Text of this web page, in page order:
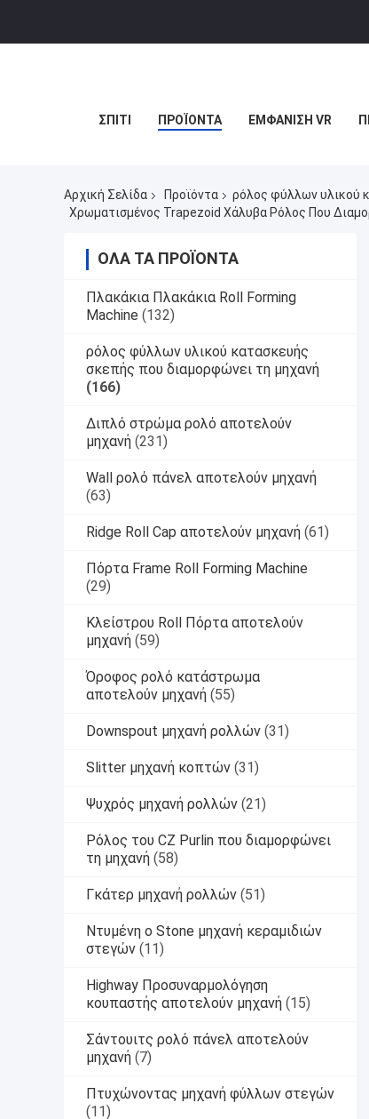
ΣΠΊΤΙ ΠΡΟΪΌΝΤΑ ΕΜΦΆΝΙΣΗ VR
Αρχική Σελίδα Προϊόντα
ρόλος φύλλων υλικού
Χρωματισμένος Trapezoid Χάλυβα Ρόλος Που
ΌΛΑ ΤΑ ΠΡΟΪΌΝΤΑ
Πλακάκια Πλακάκια Roll Forming
Machine (132)
ρόλος φύλλων υλικού κατασκευής
σκεπής που διαμορφώνει τη μηχανή
(166)
Διπλό στρώμα ρολό αποτελούν
μηχανή (231)
Wall ρολό πάνελ αποτελούν μηχανή
(63)
Ridge Roll Cap αποτελούν μηχανή (61)
Πόρτα Frame Roll Forming Machine
(29)
Κλείστρου Roll Πόρτα αποτελούν
μηχανή (59)
Όροφος ρολό κατάστρωμα
αποτελούν μηχανή (55)
Downspout μηχανή ρολλών (31)
Slitter μηχανή κοπτών (31)
Ψυχρός μηχανή ρολλών (21)
Ρόλος του CZ Purlin που διαμορφώνει
τη μηχανή (58)
Γκάτερ μηχανή ρολλών (51)
Ντυμένη ο Stone μηχανή κεραμιδιών
στεγών (11)
Highway Προσυναρμολόγηση
κουπαστής αποτελούν μηχανή (15)
Σάντουιτς ρολό πάνελ αποτελούν
μηχανή (7)
Πτυχώνοντας μηχανή φύλλων στεγών
(11)